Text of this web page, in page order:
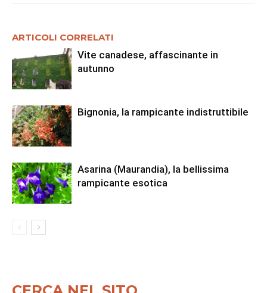
ARTICOLI CORRELATI
Vite canadese, affascinante in
autunno
Bignonia, la rampicante indistruttibile
Asarina (Maurandia), la bellissima
rampicante esotica